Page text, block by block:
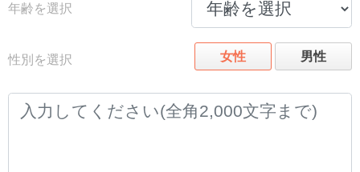
年齢を選択
性別を選択 女性 男性